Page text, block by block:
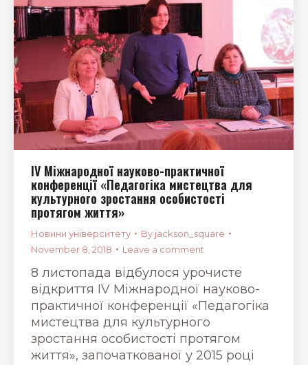
ІV Міжнародної науково-практичної
конференції «Педагогіка мистецтва для
культурного зростання особистості
протягом життя»
Новини університету By jackson_square
November 8, 2018
Leave a comment
8 листопада відбулося урочисте
відкриття ІV Міжнародної науково-
практичної конференції «Педагогіка
мистецтва для культурного
зростання особистості протягом
життя», започаткованої у 2015 році